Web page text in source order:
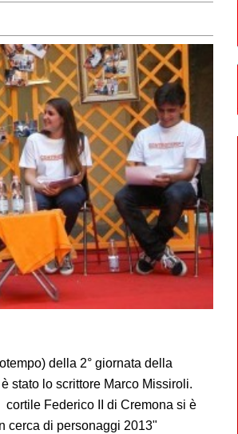
della 2° giornata della
stato lo scrittore Marco Missiroli.
Federico II di Cremona si è
cerca di personaggi 2013"